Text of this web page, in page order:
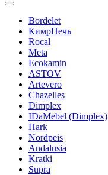
Bordelet
КимрПечь
Rocal
Meta
Ecokamin
ASTOV
Artevero
Chazelles
Dimplex
IDaMebel (Dimplex)
Hark
Nordpeis
Andalusia
Kratki
Supra